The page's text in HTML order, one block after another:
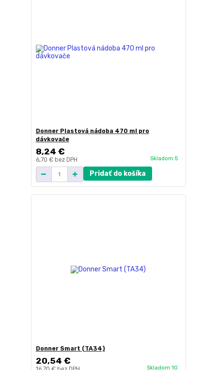
Donner Plastová nádoba 470 ml pro
dávkovače
8,24 €
6,70 € bez DPH Skladom 5
Pridať do košíka
Donner Smart (TA34)
20,54 €
Skladom 10